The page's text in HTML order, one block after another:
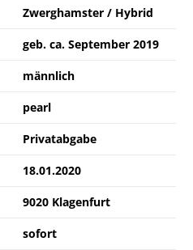
Zwerghamster / Hybrid
geb. ca. September 2019
männlich
pearl
Privatabgabe
18.01.2020
9020 Klagenfurt
sofort